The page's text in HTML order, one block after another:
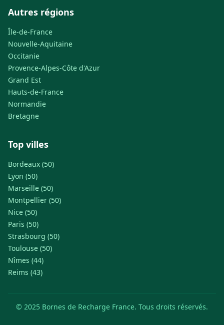
Autres régions
Île-de-France
Nouvelle-Aquitaine
Occitanie
Provence-Alpes-Côte d'Azur
Grand Est
Hauts-de-France
Normandie
Bretagne
Top villes
Bordeaux (50)
Lyon (50)
Marseille (50)
Montpellier (50)
Nice (50)
Paris (50)
Strasbourg (50)
Toulouse (50)
Nîmes (44)
Reims (43)
© 2025 Bornes de Recharge France. Tous droits réservés.